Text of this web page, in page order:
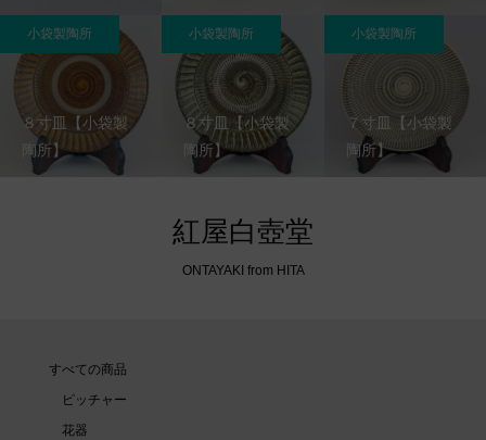
８寸皿【小袋製
陶所】
小袋製陶所
８寸皿【小袋製
陶所】
小袋製陶所
７寸皿【小袋製
陶所】
小袋製陶所
紅屋白壺堂
ONTAYAKI from HITA
すべての商品
ピッチャー
花器